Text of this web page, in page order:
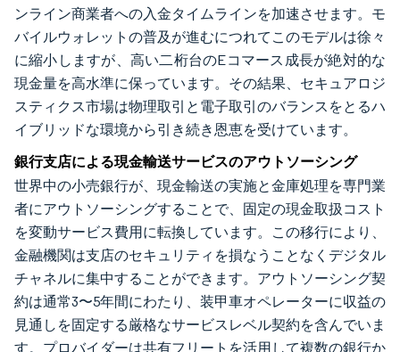
ンライン商業者への入金タイムラインを加速させます。モ
バイルウォレットの普及が進むにつれてこのモデルは徐々
に縮小しますが、高い二桁台のEコマース成長が絶対的な
現金量を高水準に保っています。その結果、セキュアロジ
スティクス市場は物理取引と電子取引のバランスをとるハ
イブリッドな環境から引き続き恩恵を受けています。
銀行支店による現金輸送サービスのアウトソーシング
世界中の小売銀行が、現金輸送の実施と金庫処理を専門業
者にアウトソーシングすることで、固定の現金取扱コスト
を変動サービス費用に転換しています。この移行により、
金融機関は支店のセキュリティを損なうことなくデジタル
チャネルに集中することができます。アウトソーシング契
約は通常3〜5年間にわたり、装甲車オペレーターに収益の
見通しを固定する厳格なサービスレベル契約を含んでいま
す。プロバイダーは共有フリートを活用して複数の銀行か